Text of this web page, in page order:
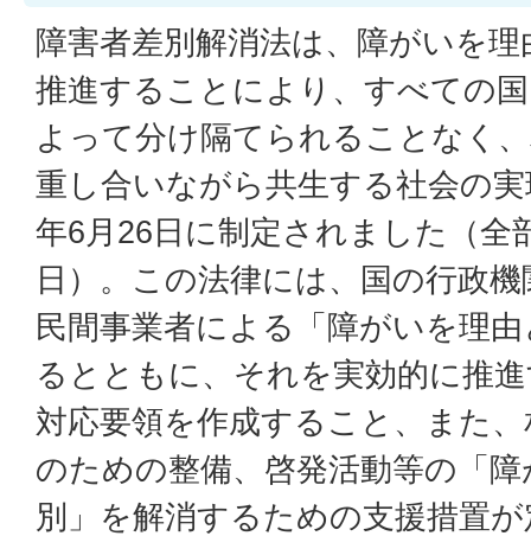
障害者差別解消法は、障がいを
推進することにより、すべての
よって分け隔てられることなく
重し合いながら共生する社会の
年6月26日に制定されました（全
日）。この法律には、国の行政
民間事業者による「障がいを理
るとともに、それを実効的に推
対応要領を作成すること、また
のための整備、啓発活動等の「
別」を解消するための支援措置